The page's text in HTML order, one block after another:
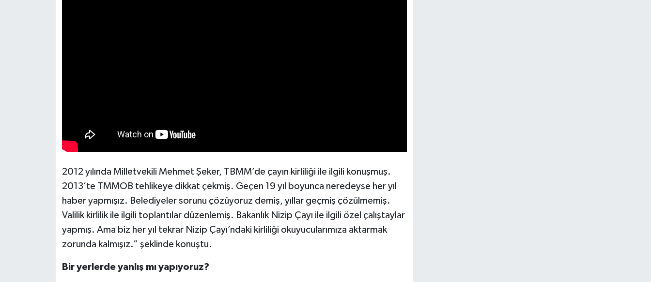
2012 yılında Milletvekili Mehmet Şeker, TBMM’de çayın kirliliği ile ilgili konuşmuş.
2013’te TMMOB tehlikeye dikkat çekmiş. Geçen 19 yıl boyunca neredeyse her yıl
haber yapmışız. Belediyeler sorunu çözüyoruz demiş, yıllar geçmiş çözülmemiş.
Valilik kirlilik ile ilgili toplantılar düzenlemiş. Bakanlık Nizip Çayı ile ilgili özel çalıştaylar
yapmış. Ama biz her yıl tekrar Nizip Çayı’ndaki kirliliği okuyucularımıza aktarmak
zorunda kalmışız.” şeklinde konuştu.
Bir yerlerde yanlış mı yapıyoruz?